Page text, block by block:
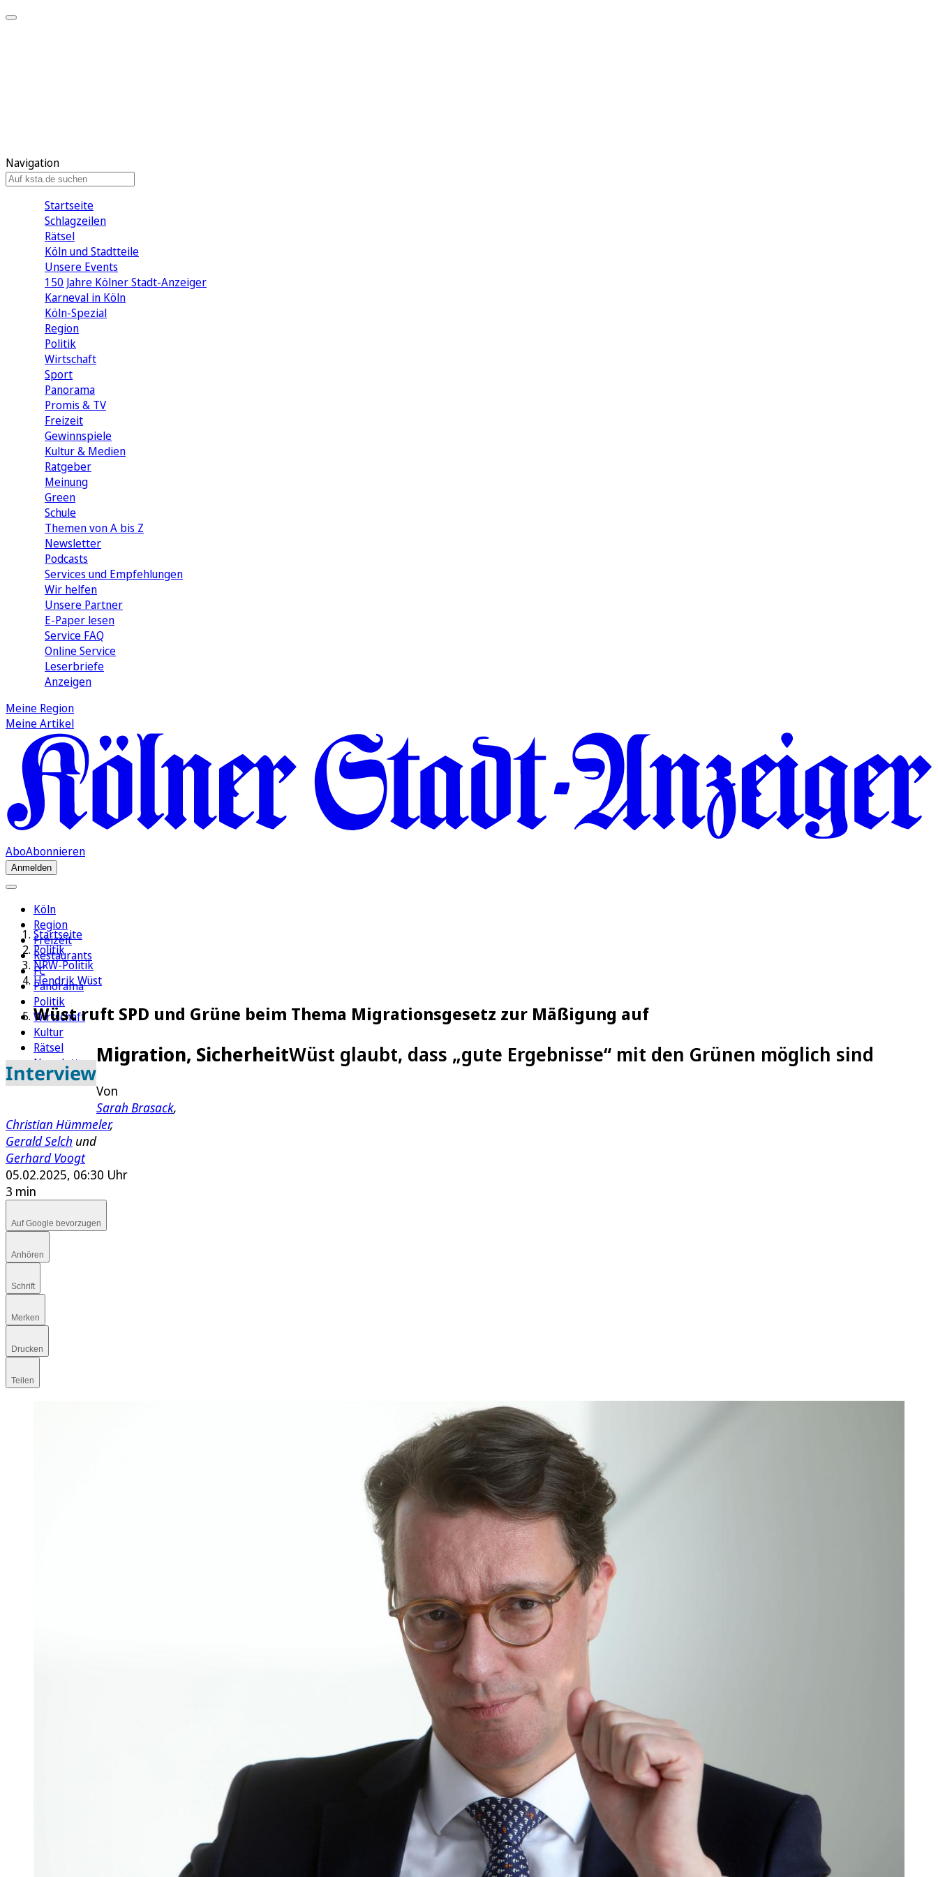
Navigation
Startseite
Schlagzeilen
Rätsel
Köln und Stadtteile
Unsere Events
150 Jahre Kölner Stadt-Anzeiger
Karneval in Köln
Köln-Spezial
Region
Politik
Wirtschaft
Sport
Panorama
Promis & TV
Freizeit
Gewinnspiele
Kultur & Medien
Ratgeber
Meinung
Green
Schule
Themen von A bis Z
Newsletter
Podcasts
Services und Empfehlungen
Wir helfen
Unsere Partner
E-Paper lesen
Service FAQ
Online Service
Leserbriefe
Anzeigen
Meine Region
Meine Artikel
AboAbonnieren
Anmelden
Köln
Region
Freizeit
Restaurants
FC
Panorama
Politik
Wirtschaft
Kultur
Rätsel
Newsletter
E-Paper
Startseite
Politik
NRW-Politik
Hendrik Wüst
Wüst ruft SPD und Grüne beim Thema Migrationsgesetz zur Mäßigung auf
Interview
Migration, SicherheitWüst glaubt, dass „gute Ergebnisse“ mit den Grünen möglich sind
Von
Sarah Brasack,
Christian Hümmeler,
Gerald Selch und
Gerhard Voogt
05.02.2025, 06:30 Uhr
3 min
Auf Google bevorzugen
Anhören
Schrift
Merken
Drucken
Teilen